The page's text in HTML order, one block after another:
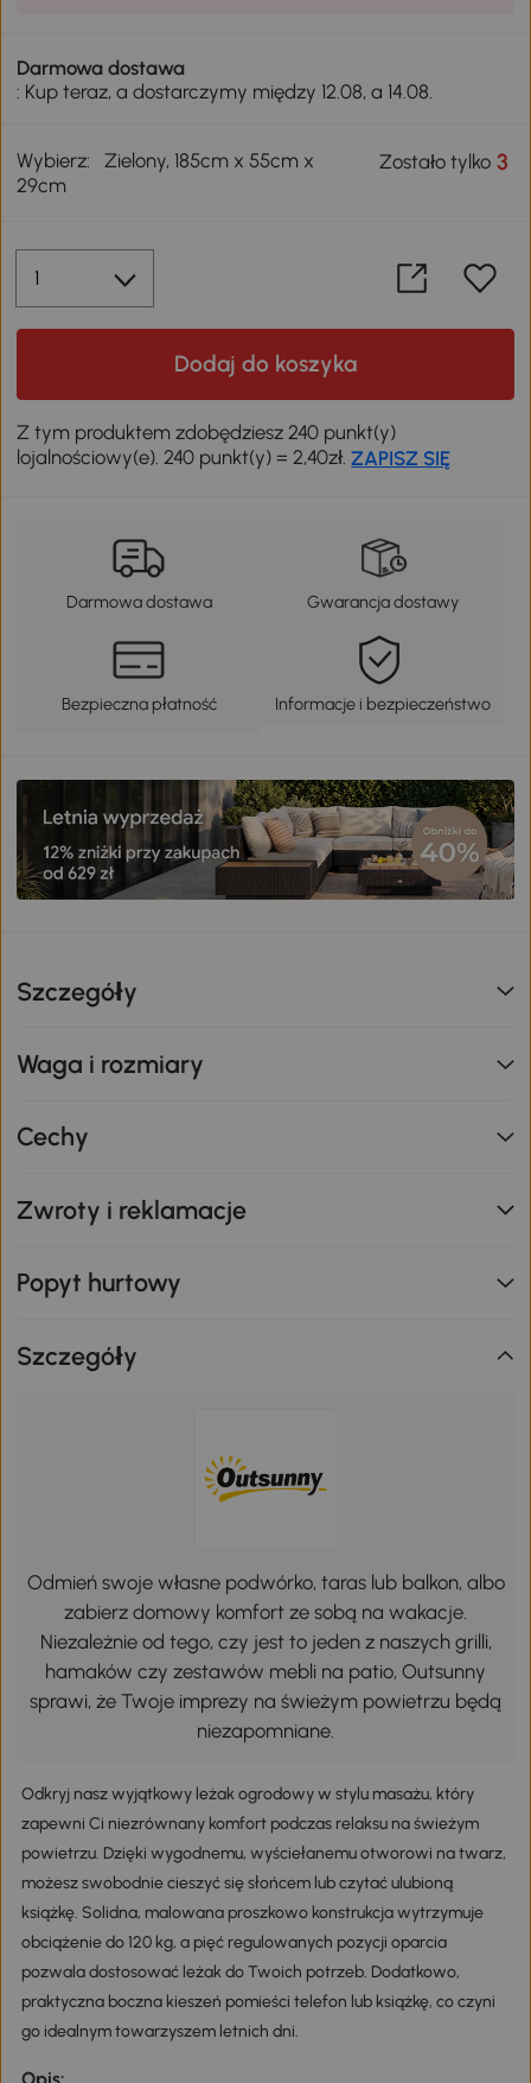
Darmowa dostawa
: Kup teraz, a dostarczymy między 12.08, a 14.08.
Wybierz:
Zielony, 185cm x 55cm x
29cm
Zostało tylko3
Dodaj do koszyka
Z tym produktem zdobędziesz 240 punkt(y)
lojalnościowy(e). 240 punkt(y) = 2,40zł.ZAPISZ SIĘ
Darmowa dostawa Gwarancja dostawy
Bezpieczna płatność Informacje i bezpieczeństwo
Szczegóły
Waga i rozmiary
Cechy
Zwroty i reklamacje
Popyt hurtowy
Szczegóły
Odmień swoje własne podwórko, taras lub balkon, albo
zabierz domowy komfort ze sobą na wakacje.
Niezależnie od tego, czy jest to jeden z naszych grilli,
hamaków czy zestawów mebli na patio, Outsunny
sprawi, że Twoje imprezy na świeżym powietrzu będą
niezapomniane.
Odkryj nasz wyjątkowy leżak ogrodowy w stylu masażu, który
zapewni Ci niezrównany komfort podczas relaksu na świeżym
powietrzu. Dzięki wygodnemu, wyściełanemu otworowi na twarz,
możesz swobodnie cieszyć się słońcem lub czytać ulubioną
książkę. Solidna, malowana proszkowo konstrukcja wytrzymuje
obciążenie do 120 kg, a pięć regulowanych pozycji oparcia
pozwala dostosować leżak do Twoich potrzeb. Dodatkowo,
praktyczna boczna kieszeń pomieści telefon lub książkę, co czyni
go idealnym towarzyszem letnich dni.
Opis: